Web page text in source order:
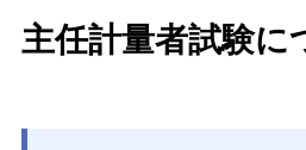
主任計量者試験に